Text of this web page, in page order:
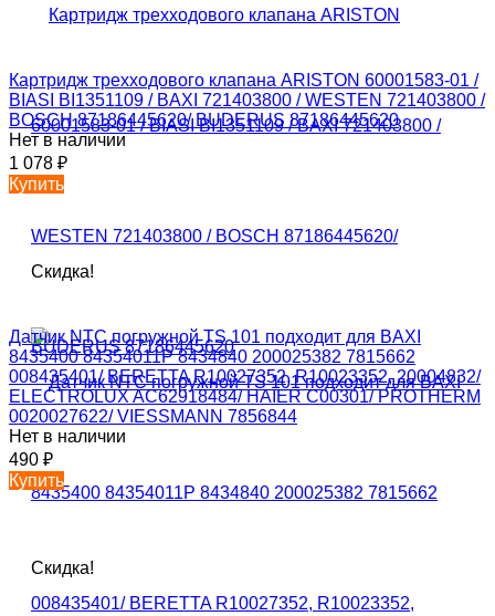
Картридж трехходового клапана ARISTON 60001583-01 /
BIASI BI1351109 / BAXI 721403800 / WESTEN 721403800 /
BOSCH 87186445620/ BUDERUS 87186445620
Нет в наличии
1 078 ₽
Купить
Скидка!
Датчик NTC погружной TS 101 подходит для BAXI
8435400 84354011P 8434840 200025382 7815662
008435401/ BERETTA R10027352, R10023352, 20004832/
ELECTROLUX AC62918484/ HAIER C00301/ PROTHERM
0020027622/ VIESSMANN 7856844
Нет в наличии
490 ₽
Купить
Скидка!